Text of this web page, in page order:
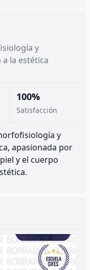
y
la estética
100%
Satisfacción
y
apasionada por
y el cuerpo